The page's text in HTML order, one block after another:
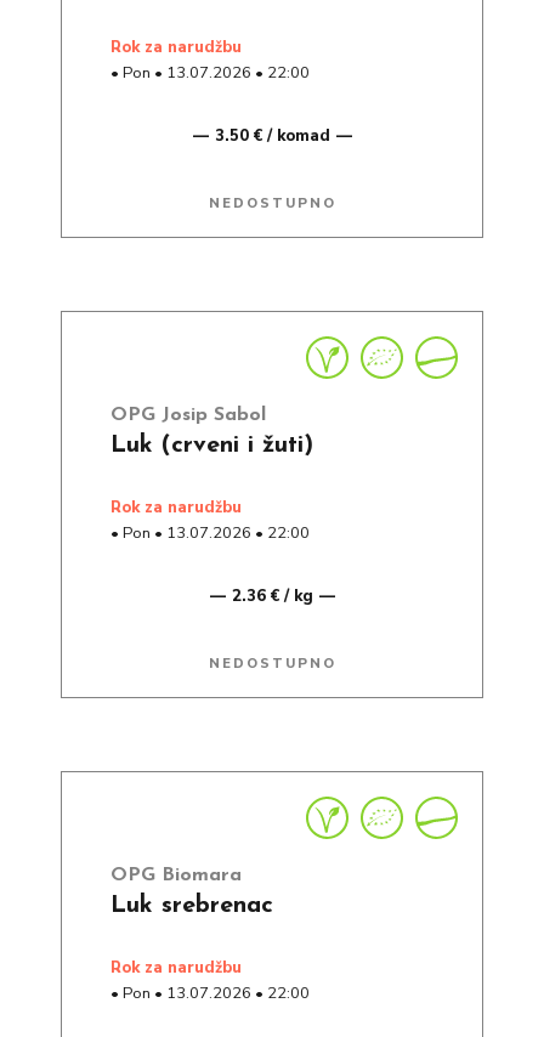
rok za narudžbu
• Pon • 13.07.2026 • 22:00
3.50 € / komad
NEDOSTUPNO
OPG Josip Sabol
Luk (crveni i žuti)
rok za narudžbu
• Pon • 13.07.2026 • 22:00
2.36 € / kg
NEDOSTUPNO
OPG Biomara
Luk srebrenac
rok za narudžbu
• Pon • 13.07.2026 • 22:00